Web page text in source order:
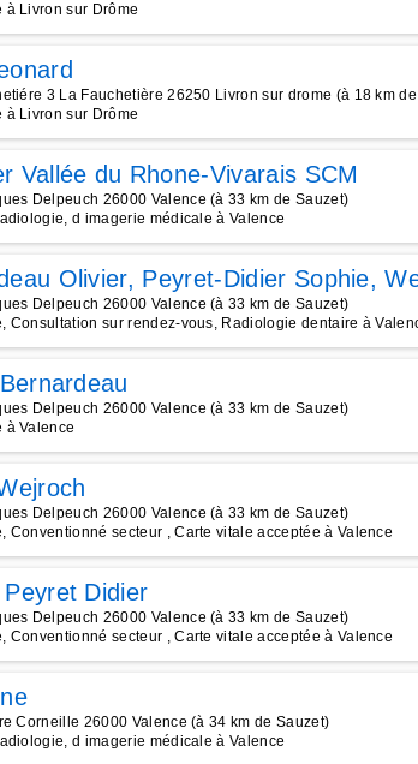
à Livron sur Drôme
3 La Fauchetière 26250 Livron sur drome (à 18 km
à Livron sur Drôme
Vallée du Rhone-Vivarais SCM
Delpeuch 26000 Valence (à 33 km de Sauzet)
d imagerie médicale à Valence
Olivier, Peyret-Didier Sophie,
Delpeuch 26000 Valence (à 33 km de Sauzet)
Consultation sur rendez-vous, Radiologie dentaire à
Delpeuch 26000 Valence (à 33 km de Sauzet)
à Valence
Delpeuch 26000 Valence (à 33 km de Sauzet)
Conventionné secteur , Carte vitale acceptée à Valence
Peyret Didier
Delpeuch 26000 Valence (à 33 km de Sauzet)
Conventionné secteur , Carte vitale acceptée à Valence
Corneille 26000 Valence (à 34 km de Sauzet)
d imagerie médicale à Valence